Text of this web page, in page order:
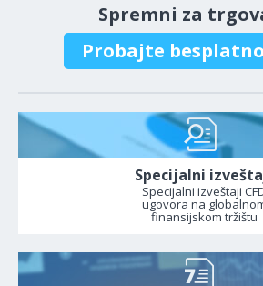
Spremni za
Probajte
Specijalni
Specijalni izveštaji
ugovora na
finansijskom tržištu